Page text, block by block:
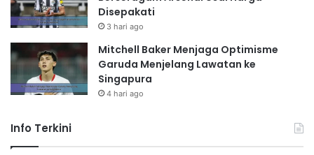
Disepakati
3 hari ago
Mitchell Baker Menjaga Optimisme
Garuda Menjelang Lawatan ke
Singapura
4 hari ago
Info Terkini